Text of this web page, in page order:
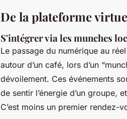
De la plateforme
S'intégrer via les munches
Le passage du numérique au
autour d’un café, lors d’un
dévoilement. Ces événements
de sentir l’énergie d’un groupe,
C’est moins un premier rendez-